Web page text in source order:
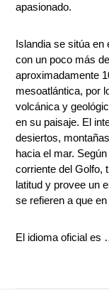
apasionado.
Islandia se sitúa en
con un poco más
aproximadamente
mesoatlántica, por
volcánica y
en su paisaje. El
desiertos,
hacia el mar.
corriente del Golfo,
latitud y provee un
se refieren a que
El idioma oficial es